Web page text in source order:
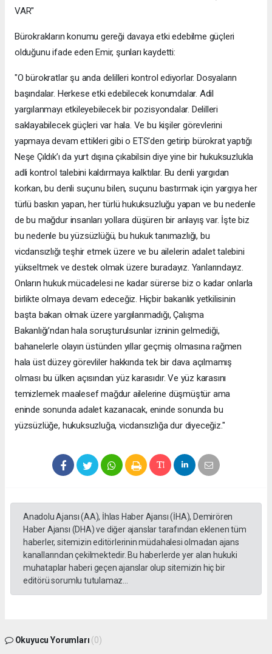
VAR"
Bürokrakların konumu gereği davaya etki edebilme güçleri
olduğunu ifade eden Emir, şunları kaydetti:
"O bürokratlar şu anda delilleri kontrol ediyorlar. Dosyaların
başındalar. Herkese etki edebilecek konumdalar. Adil
yargılanmayı etkileyebilecek bir pozisyondalar. Delilleri
saklayabilecek güçleri var hala. Ve bu kişiler görevlerini
yapmaya devam ettikleri gibi o ETS'den getirip bürokrat yaptığı
Neşe Çıldık’ı da yurt dışına çıkabilsin diye yine bir hukuksuzlukla
adli kontrol talebini kaldırmaya kalktılar. Bu denli yargıdan
korkan, bu denli suçunu bilen, suçunu bastırmak için yargıya her
türlü baskın yapan, her türlü hukuksuzluğu yapan ve bu nedenle
de bu mağdur insanları yollara düşüren bir anlayış var. İşte biz
bu nedenle bu yüzsüzlüğü, bu hukuk tanımazlığı, bu
vicdansızlığı teşhir etmek üzere ve bu ailelerin adalet talebini
yükseltmek ve destek olmak üzere buradayız. Yanlarındayız.
Onların hukuk mücadelesi ne kadar sürerse biz o kadar onlarla
birlikte olmaya devam edeceğiz. Hiçbir bakanlık yetkilisinin
başta bakan olmak üzere yargılanmadığı, Çalışma
Bakanlığı’ndan hala soruşturulsunlar izninin gelmediği,
bahanelerle olayın üstünden yıllar geçmiş olmasına rağmen
hala üst düzey görevliler hakkında tek bir dava açılmamış
olması bu ülken açısından yüz karasıdır. Ve yüz karasını
temizlemek maalesef mağdur ailelerine düşmüştür ama
eninde sonunda adalet kazanacak, eninde sonunda bu
yüzsüzlüğe, hukuksuzluğa, vicdansızlığa dur diyeceğiz."
Anadolu Ajansı (AA), İhlas Haber Ajansı (İHA), Demirören
Haber Ajansı (DHA) ve diğer ajanslar tarafından eklenen tüm
haberler, sitemizin editörlerinin müdahalesi olmadan ajans
kanallarından çekilmektedir. Bu haberlerde yer alan hukuki
muhataplar haberi geçen ajanslar olup sitemizin hiç bir
editörü sorumlu tutulamaz...
Okuyucu Yorumları (0)